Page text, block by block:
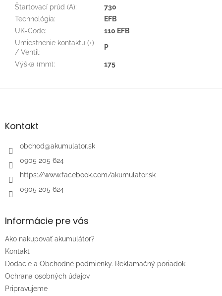
Štartovací prúd (A):
730
Technológia:
EFB
UK-Code:
110 EFB
Umiestnenie kontaktu (+)
/ Ventil :
P
Výška (mm): 175
Z
äKontakt
obchod@akumulator.sk
0905 205 624
https://www.facebook.com/akumulator.sk
0905 205 624
Informácie pre vás
Ako nakupovať akumulátor?
Kontakt
Dodacie a Obchodné podmienky. Reklamačný poriadok
Ochrana osobných údajov
Pripravujeme